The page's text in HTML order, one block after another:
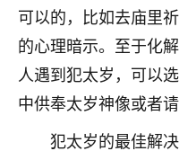
可以的，比如去庙里
的心理暗示。至于化
人遇到犯太岁，可以
中供奉太岁神像或者请
犯太岁的最佳解
我是公司人事调整
三个，找老师的
着我晋升有望，我
太岁还有一个发钱
后，我以为都没戏
职第一个就是我，
3000，非常开心